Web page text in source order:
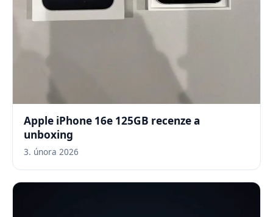
Apple iPhone 16e 125GB recenze a
unboxing
3. února 2026